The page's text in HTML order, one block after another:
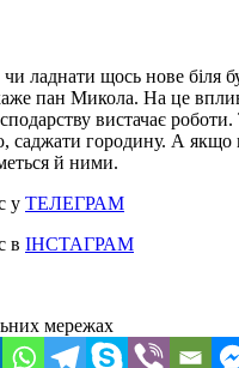
ладнати щось нове біля
пан Микола. На це
вистачає роботи.
саджати городину. А якщо
й ними.
у ТЕЛЕГРАМ
в ІНСТАГРАМ
мережах